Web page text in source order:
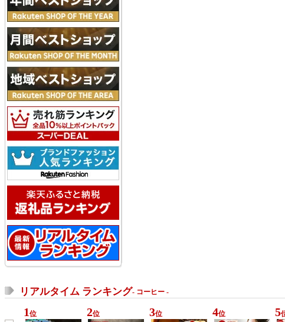
リアルタイム ランキング- コーヒー -
1 位 2位 3位 4位 5